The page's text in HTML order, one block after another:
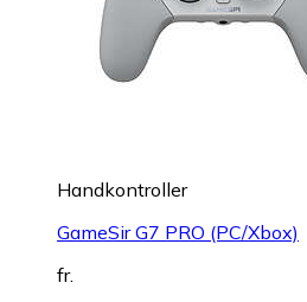
Handkontroller
GameSir G7 PRO (PC/Xbox)
fr.